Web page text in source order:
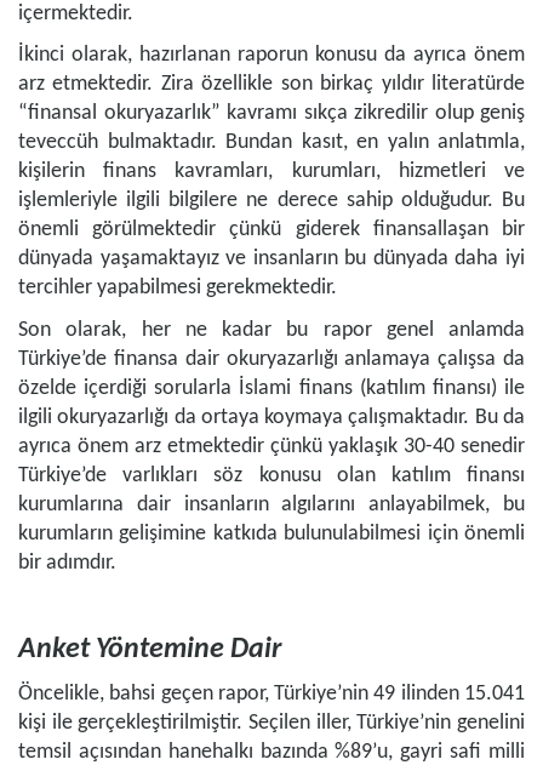
içermektedir.
İkinci olarak, hazırlanan raporun konusu da ayrıca önem
arz etmektedir. Zira özellikle son birkaç yıldır literatürde
“finansal okuryazarlık” kavramı sıkça zikredilir olup geniş
teveccüh bulmaktadır. Bundan kasıt, en yalın anlatımla,
kişilerin finans kavramları, kurumları, hizmetleri ve
işlemleriyle ilgili bilgilere ne derece sahip olduğudur. Bu
önemli görülmektedir çünkü giderek finansallaşan bir
dünyada yaşamaktayız ve insanların bu dünyada daha iyi
tercihler yapabilmesi gerekmektedir.
Son olarak, her ne kadar bu rapor genel anlamda
Türkiye’de finansa dair okuryazarlığı anlamaya çalışsa da
özelde içerdiği sorularla İslami finans (katılım finansı) ile
ilgili okuryazarlığı da ortaya koymaya çalışmaktadır. Bu da
ayrıca önem arz etmektedir çünkü yaklaşık 30-40 senedir
Türkiye’de varlıkları söz konusu olan katılım finansı
kurumlarına dair insanların algılarını anlayabilmek, bu
kurumların gelişimine katkıda bulunulabilmesi için önemli
bir adımdır.
Anket Yöntemine Dair
Öncelikle, bahsi geçen rapor, Türkiye’nin 49 ilinden 15.041
kişi ile gerçekleştirilmiştir. Seçilen iller, Türkiye’nin genelini
temsil açısından hanehalkı bazında %89’u, gayri safi milli